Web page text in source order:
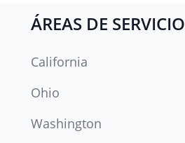
ÁREAS DE SERVICIO
California
Ohio
Washington